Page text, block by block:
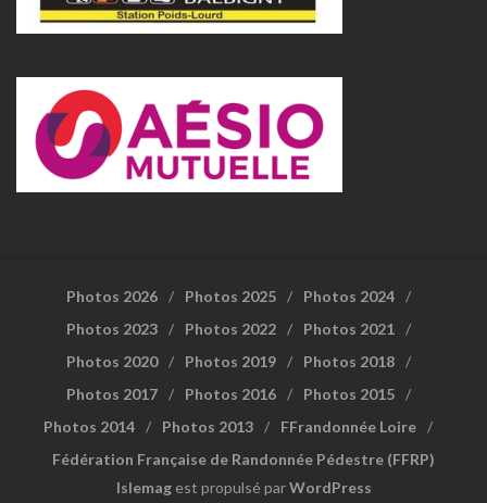
Photos 2026 Photos 2025
Photos 2024
Photos 2023
Photos 2022
Photos 2021
Photos 2020
Photos 2019
Photos 2018
Photos 2017
Photos 2016
Photos 2015
Photos 2014
Photos 2013
FFrandonnée Loire
Fédération Française de Randonnée Pédestre (FFRP)
Islemagest propulsé parWordPress